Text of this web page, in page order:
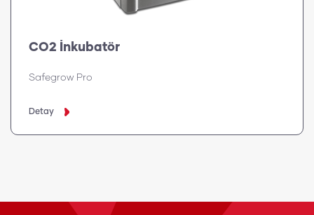
CO2 İnkubatör
Safegrow Pro
Detay